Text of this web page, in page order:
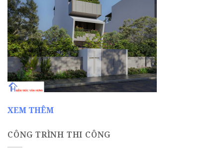
XEM THÊM
CÔNG TRÌNH THI CÔNG